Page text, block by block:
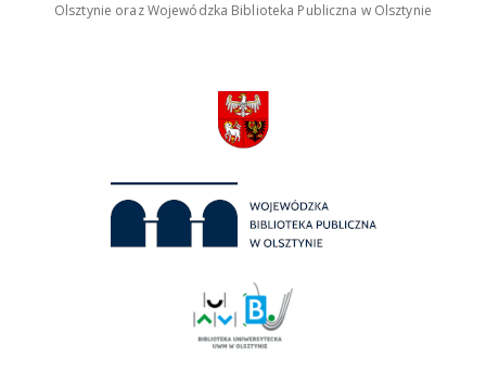
Olsztynie oraz Wojewódzka Biblioteka Publiczna w Olsztynie